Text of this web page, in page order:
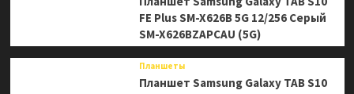
FE Plus SM-X626B 5G 12/256 Серый
SM-X626BZAPCAU (5G)
Планшеты
Планшет Samsung Galaxy TAB S10